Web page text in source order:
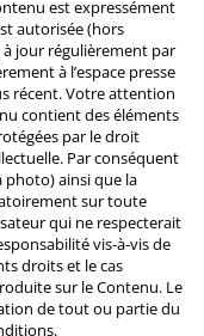
est expressément
autorisée (hors
jour régulièrement par
à l’espace presse
récent. Votre attention
contient des éléments
par le droit
Par conséquent
ainsi que la
sur toute
qui ne respecterait
vis-à-vis de
droits et le cas
sur le Contenu. Le
de tout ou partie du